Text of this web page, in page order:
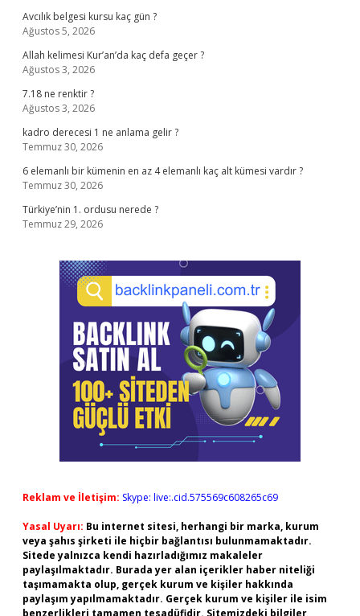
Avcılık belgesi kursu kaç gün ?
Ağustos 5, 2026
Allah kelimesi Kur’an’da kaç defa geçer ?
Ağustos 3, 2026
7.18 ne renktir ?
Ağustos 3, 2026
kadro derecesi 1 ne anlama gelir ?
Temmuz 30, 2026
6 elemanlı bir kümenin en az 4 elemanlı kaç alt kümesi vardır ?
Temmuz 30, 2026
Türkiye’nin 1. ordusu nerede ?
Temmuz 29, 2026
Reklam ve İletişim: Skype: live:.cid.575569c608265c69
Yasal Uyarı: Bu internet sitesi, herhangi bir marka, kurum
veya şahıs şirketi ile hiçbir bağlantısı bulunmamaktadır.
Sitede yalnızca kendi hazırladığımız makaleler
paylaşılmaktadır. Burada yer alan içerikler haber niteliği
taşımamakta olup, gerçek kurum ve kişiler hakkında
paylaşım yapılmamaktadır. Gerçek kurum ve kişiler ile isim
benzerlikleri tamamen tesadüfidir. Sitemizdeki bilgiler